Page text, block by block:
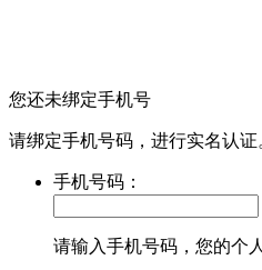
您还未绑定手机号
请绑定手机号码，进行实名认证
手机号码：
请输入手机号码，您的个